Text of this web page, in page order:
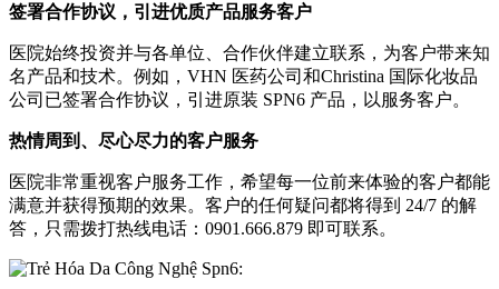
签署合作协议，引进优质产品服务客户
医院始终投资并与各单位、合作伙伴建立联系，为客户带来知
名产品和技术。例如，VHN 医药公司和Christina 国际化妆品
公司已签署合作协议，引进原装 SPN6 产品，以服务客户。
热情周到、尽心尽力的客户服务
医院非常重视客户服务工作，希望每一位前来体验的客户都能
满意并获得预期的效果。客户的任何疑问都将得到 24/7 的解
答，只需拨打热线电话：0901.666.879 即可联系。